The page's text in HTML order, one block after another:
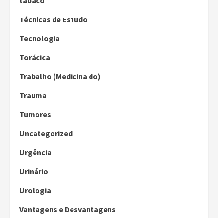
Técnicas de Estudo
Tecnologia
Torácica
Trabalho (Medicina do)
Trauma
Tumores
Uncategorized
Urgência
Urinário
Urologia
Vantagens e Desvantagens